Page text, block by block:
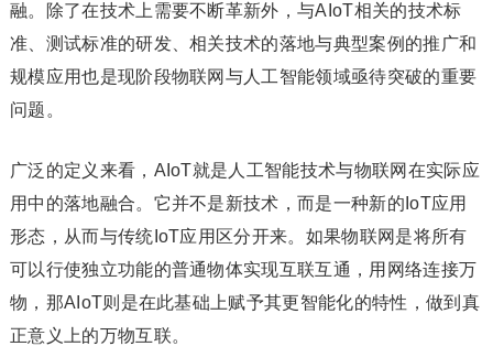
融。除了在技术上需要不断革新外，与AIoT相关的技术标
准、测试标准的研发、相关技术的落地与典型案例的推广和
规模应用也是现阶段物联网与人工智能领域亟待突破的重要
问题。
广泛的定义来看，AIoT就是人工智能技术与物联网在实际应
用中的落地融合。它并不是新技术，而是一种新的IoT应用
形态，从而与传统IoT应用区分开来。如果物联网是将所有
可以行使独立功能的普通物体实现互联互通，用网络连接万
物，那AIoT则是在此基础上赋予其更智能化的特性，做到真
正意义上的万物互联。